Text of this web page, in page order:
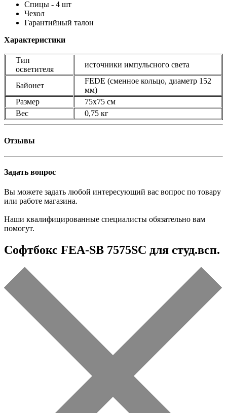
Спицы - 4 шт
Чехол
Гарантийный талон
Характеристики
Тип
осветителя
источники импульсного света
Байонет
FEDE (сменное кольцо, диаметр 152
мм)
Размер
75х75 см
Вес
0,75 кг
Отзывы
Задать вопрос
Вы можете задать любой интересующий вас вопрос по товару
или работе магазина.
Наши квалифицированные специалисты обязательно вам
помогут.
Софтбокс FEA-SB 7575SC для студ.всп.